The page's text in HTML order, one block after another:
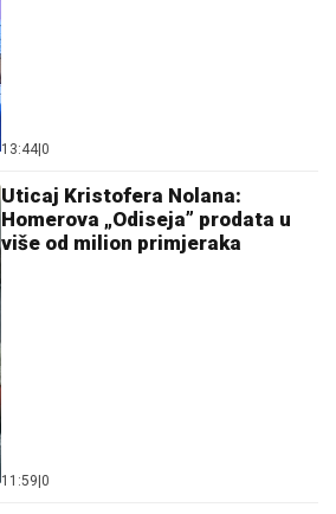
13:44 0
Uticaj Kristofera Nolana:
Homerova „Odiseja” prodata u
više od milion primjeraka
11:59 0